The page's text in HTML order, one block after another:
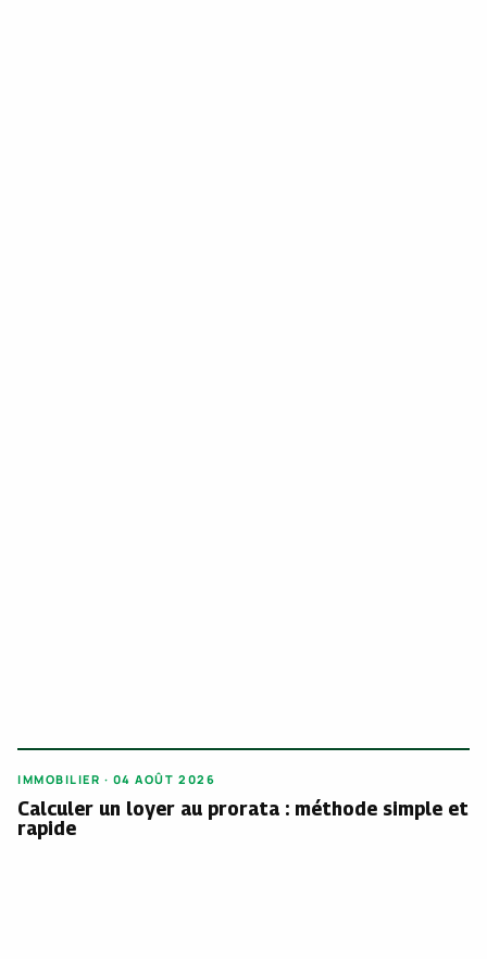
IMMOBILIER · 04 AOÛT 2026
Calculer un loyer au prorata : méthode simple et
rapide